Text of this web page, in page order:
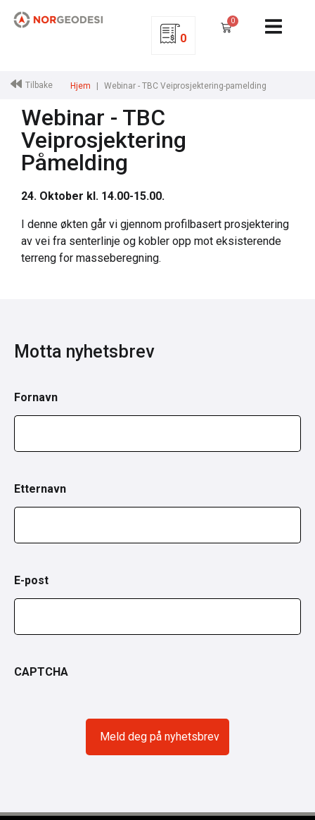
0
0
Tilbake Hjem Webinar - TBC Veiprosjektering-pamelding
Webinar - TBC
Veiprosjektering
Påmelding
24. Oktober kl. 14.00-15.00.
I denne økten går vi gjennom profilbasert prosjektering
av vei fra senterlinje og kobler opp mot eksisterende
terreng for masseberegning.
Motta nyhetsbrev
Fornavn
Etternavn
E-post
CAPTCHA